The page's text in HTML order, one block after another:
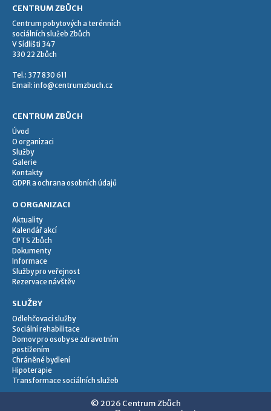
CENTRUM ZBŮCH
Centrum pobytových a terénních
sociálních služeb Zbůch
V Sídlišti 347
330 22 Zbůch
Tel.: 377 830 611
Email: info@centrumzbuch.cz
CENTRUM ZBŮCH
Úvod
O organizaci
Služby
Galerie
Kontakty
GDPR a ochrana osobních údajů
O ORGANIZACI
Aktuality
Kalendář akcí
CPTS Zbůch
Dokumenty
Informace
Služby pro veřejnost
Rezervace návštěv
SLUŽBY
Odlehčovací služby
Sociální rehabilitace
Domov pro osoby se zdravotním
postižením
Chráněné bydlení
Hipoterapie
Transformace sociálních služeb
© 2026 Centrum Zbůch